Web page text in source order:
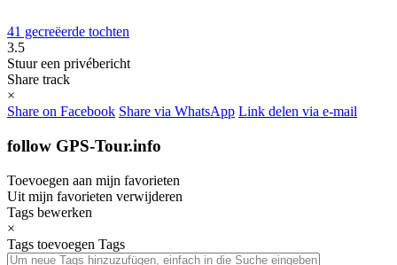
41 gecreëerde tochten
3.5
Stuur een privébericht
Share track
×
Share on Facebook Share via WhatsApp Link delen via e-mail
follow GPS-Tour.info
Toevoegen aan mijn favorieten
Uit mijn favorieten verwijderen
Tags bewerken
×
Tags toevoegen Tags